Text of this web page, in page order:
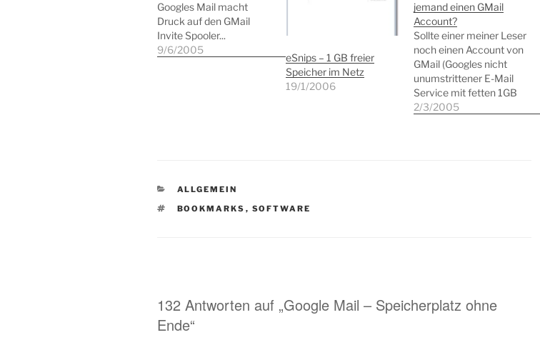
Googles Mail macht
Druck auf den GMail
Invite Spooler...
9/6/2005
eSnips – 1 GB freier
Speicher im Netz
19/1/2006
jemand einen GMail
Account?
Sollte einer meiner Leser
noch einen Account von
GMail (Googles nicht
unumstrittener E-Mail
Service mit fetten 1GB
Speicherplatz)
2/3/2005
KATEGORIEN
ALLGEMEIN
SCHLAGWÖRTER
BOOKMARKS , SOFTWARE
132 Antworten auf „Google Mail – Speicherplatz ohne
Ende“